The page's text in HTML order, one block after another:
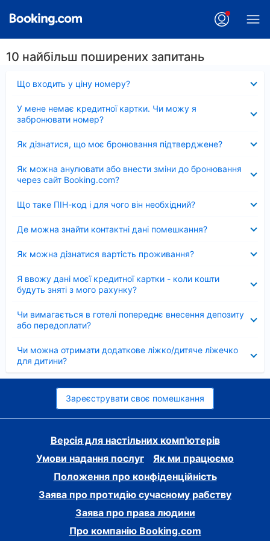
10 найбільш поширених запитань
Що входить у ціну номеру?
У мене немає кредитної картки. Чи можу я
забронювати номер?
Як дізнатися, що моє бронювання підтверджене?
Як можна анулювати або внести зміни до бронювання
через сайт Booking.com?
Що таке ПІН-код і для чого він необхідний?
Де можна знайти контактні дані помешкання?
Як можна дізнатися вартість проживання?
Я ввожу дані моєї кредитної картки - коли кошти
будуть зняті з мого рахунку?
Чи вимагається в готелі попереднє внесення депозиту
або передоплати?
Чи можна отримати додаткове ліжко/дитяче ліжечко
для дитини?
Зареєструвати своє помешкання
Версія для настільних комп'ютерів
Умови надання послуг
Як ми працюємо
Положення про конфіденційність
Заява про протидію сучасному рабству
Заява про права людини
Про компанію Booking.com